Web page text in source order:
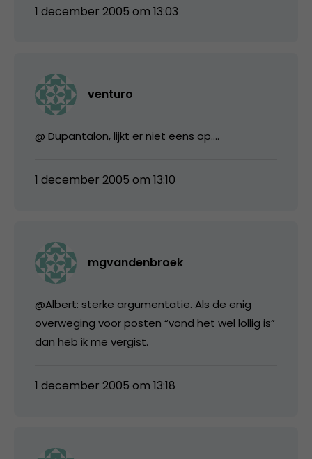
1 december 2005 om 13:03
venturo
@ Dupantalon, lijkt er niet eens op….
1 december 2005 om 13:10
mgvandenbroek
@Albert: sterke argumentatie. Als de enig
overweging voor posten “vond het wel lollig is”
dan heb ik me vergist.
1 december 2005 om 13:18